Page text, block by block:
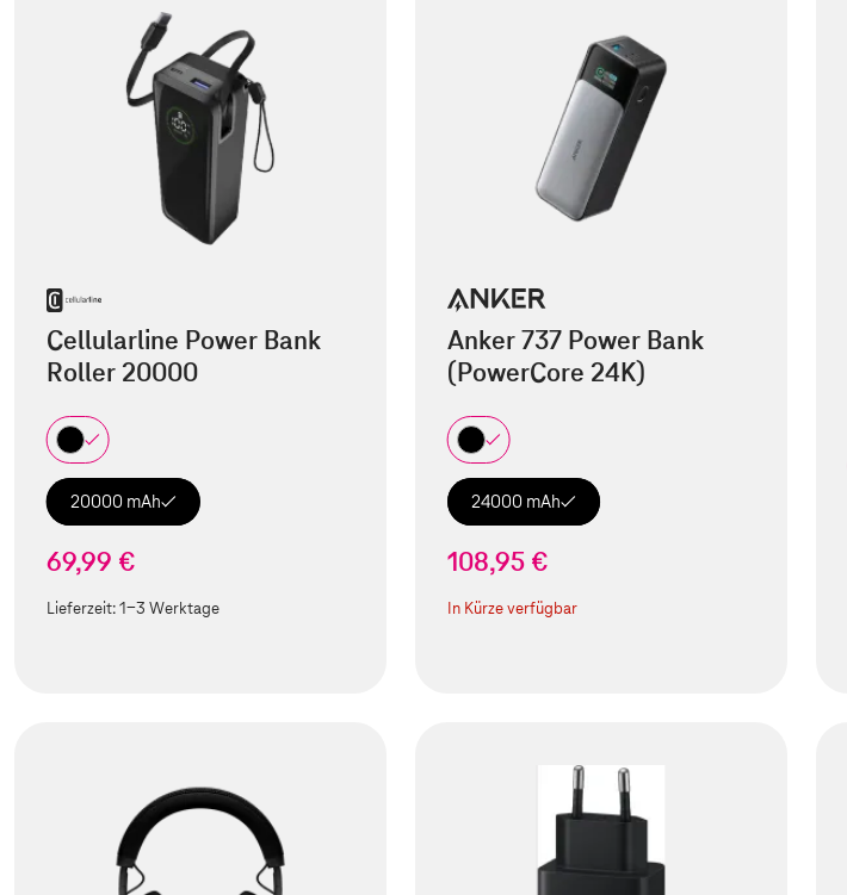
Cellularline Power Bank
Roller 20000
20000 mAh
69,99 €
Lieferzeit:1-3 Werktage
Anker 737 Power Bank
(PowerCore 24K)
24000 mAh
108,95 €
In Kürze verfügbar